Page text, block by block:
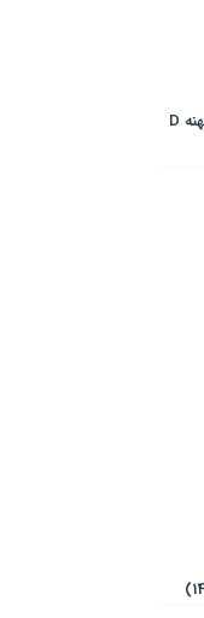
پروژه سهام توانمندسازی ارتش سهام 50 و 20 متری پهنه D